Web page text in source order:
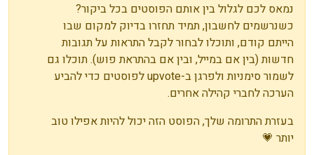
נמאס לכם לגלול בין אותם הפוסטים בכל ביקור?
כשנרשמים לחשבון, תמיד תחזרו בדיוק למקום שבו
הייתם קודם, ותוכלו לבחור לקבל התראות על תגובות
חדשות (בין אם במייל, ובין אם בהתראת פוש). תוכלו גם
לשמור סימניות ולפרגן ב-upvote לפוסטים כדי להביע
הערכה לחברי קהילה אחרים.
בעזרת התרומה שלך, הפוסט הזה יכול להיות אפילו טוב
יותר 💗